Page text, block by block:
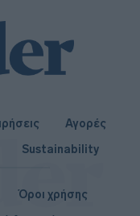
Αγορές
Sustainability
Όροι χρήσης